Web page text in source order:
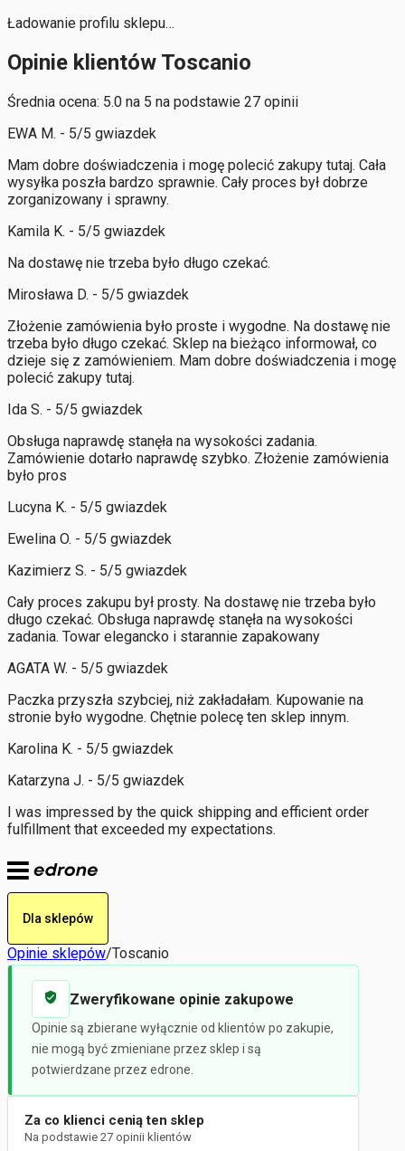
Ładowanie profilu sklepu…
Opinie klientów Toscanio
Średnia ocena: 5.0 na 5 na podstawie 27 opinii
EWA M. - 5/5 gwiazdek
Mam dobre doświadczenia i mogę polecić zakupy tutaj. Cała
wysyłka poszła bardzo sprawnie. Cały proces był dobrze
zorganizowany i sprawny.
Kamila K. - 5/5 gwiazdek
Na dostawę nie trzeba było długo czekać.
Mirosława D. - 5/5 gwiazdek
Złożenie zamówienia było proste i wygodne. Na dostawę nie
trzeba było długo czekać. Sklep na bieżąco informował, co
dzieje się z zamówieniem. Mam dobre doświadczenia i mogę
polecić zakupy tutaj.
Ida S. - 5/5 gwiazdek
Obsługa naprawdę stanęła na wysokości zadania.
Zamówienie dotarło naprawdę szybko. Złożenie zamówienia
było pros
Lucyna K. - 5/5 gwiazdek
Ewelina O. - 5/5 gwiazdek
Kazimierz S. - 5/5 gwiazdek
Cały proces zakupu był prosty. Na dostawę nie trzeba było
długo czekać. Obsługa naprawdę stanęła na wysokości
zadania. Towar elegancko i starannie zapakowany
AGATA W. - 5/5 gwiazdek
Paczka przyszła szybciej, niż zakładałam. Kupowanie na
stronie było wygodne. Chętnie polecę ten sklep innym.
Karolina K. - 5/5 gwiazdek
Katarzyna J. - 5/5 gwiazdek
I was impressed by the quick shipping and efficient order
fulfillment that exceeded my expectations.
Dla sklepów
Opinie sklepów/Toscanio
Zweryfikowane opinie zakupowe
Opinie są zbierane wyłącznie od klientów po zakupie,
nie mogą być zmieniane przez sklep i są
potwierdzane przez edrone.
Za co klienci cenią ten sklep
Na podstawie 27 opinii klientów